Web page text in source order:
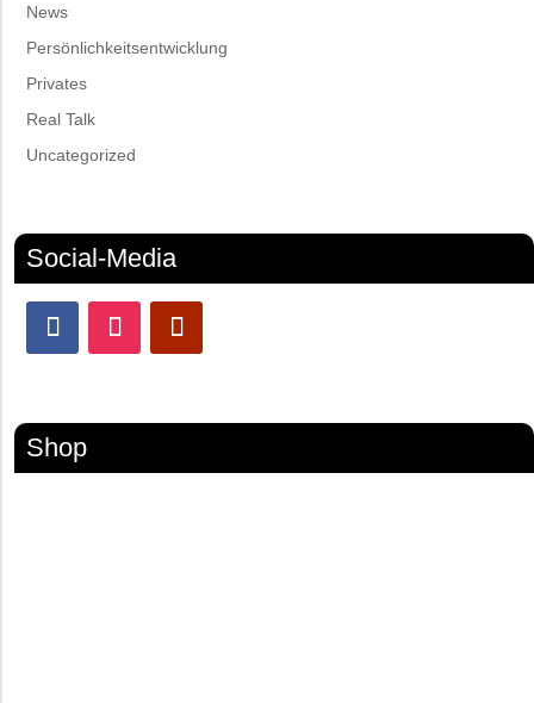
News
Persönlichkeitsentwicklung
Privates
Real Talk
Uncategorized
Social-Media
Shop